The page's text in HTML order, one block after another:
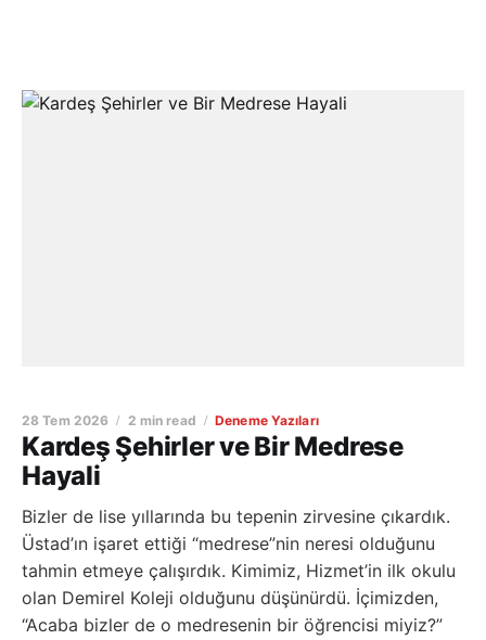
Kardeş Şehirler ve Bir Medrese
Hayali
28 Tem 2026 2 min read Deneme Yazıları
Bizler de lise yıllarında bu tepenin zirvesine çıkardık.
Üstad’ın işaret ettiği “medrese”nin neresi olduğunu
tahmin etmeye çalışırdık. Kimimiz, Hizmet’in ilk okulu
olan Demirel Koleji olduğunu düşünürdü. İçimizden,
“Acaba bizler de o medresenin bir öğrencisi miyiz?”